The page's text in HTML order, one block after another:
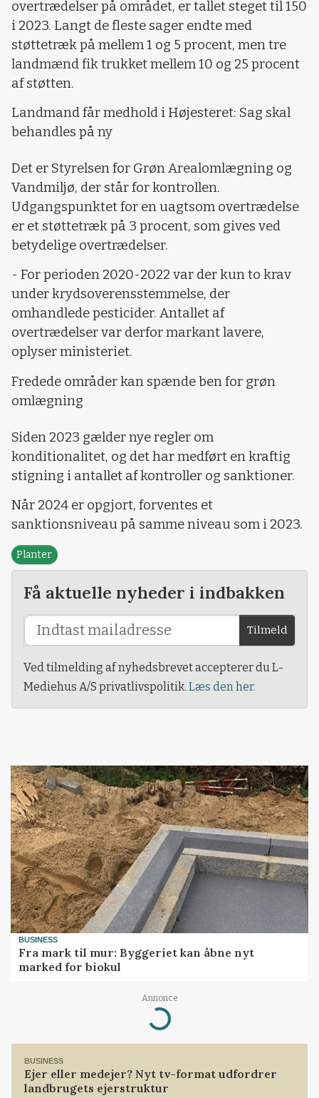
overtrædelser på området, er tallet steget til 150
i 2023. Langt de fleste sager endte med
støttetræk på mellem 1 og 5 procent, men tre
landmænd fik trukket mellem 10 og 25 procent
af støtten.
Landmand får medhold i Højesteret: Sag skal
behandles på ny
Det er Styrelsen for Grøn Arealomlægning og
Vandmiljø, der står for kontrollen.
Udgangspunktet for en uagtsom overtrædelse
er et støttetræk på 3 procent, som gives ved
betydelige overtrædelser.
- For perioden 2020-2022 var der kun to krav
under krydsoverensstemmelse, der
omhandlede pesticider. Antallet af
overtrædelser var derfor markant lavere,
oplyser ministeriet.
Fredede områder kan spænde ben for grøn
omlægning
Siden 2023 gælder nye regler om
konditionalitet, og det har medført en kraftig
stigning i antallet af kontroller og sanktioner.
Når 2024 er opgjort, forventes et
sanktionsniveau på samme niveau som i 2023.
Planter
Få aktuelle nyheder i indbakken
Tilmeld
Ved tilmelding af nyhedsbrevet accepterer du L-
Mediehus A/S privatlivspolitik. Læs den her.
BUSINESS
Fra mark til mur: Byggeriet kan åbne nyt
marked for biokul
Annonce
Loading...
BUSINESS
Ejer eller medejer? Nyt tv-format udfordrer
landbrugets ejerstruktur